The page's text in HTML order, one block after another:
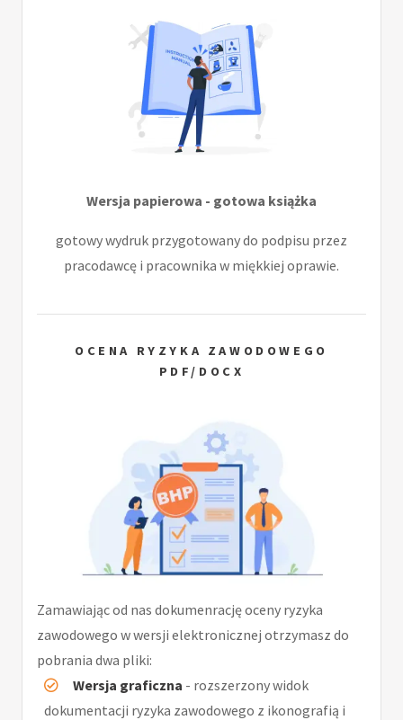
Wersja papierowa - gotowa książka
gotowy wydruk przygotowany do podpisu przez
pracodawcę i pracownika w miękkiej oprawie.
OCENA RYZYKA ZAWODOWEGO
PDF/DOCX
Zamawiając od nas dokumenrację oceny ryzyka
zawodowego w wersji elektronicznej otrzymasz do
pobrania dwa pliki:
Wersja graficzna - rozszerzony widok
dokumentacji ryzyka zawodowego z ikonografią i